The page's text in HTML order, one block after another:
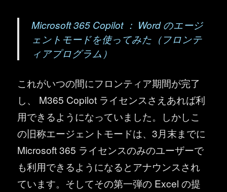
Microsoft 365 Copilot ： Word のエージ
ェントモードを使ってみた（フロンテ
ィアプログラム）
これがいつの間にフロンティア期間が完了
し、 M365 Copilot ライセンスさえあれば利
用できるようになっていました。しかしこ
の旧称エージェントモードは、3月末までに
Microsoft 365 ライセンスのみのユーザーで
も利用できるようになるとアナウンスされ
ています。そしてその第一弾の Excel の提